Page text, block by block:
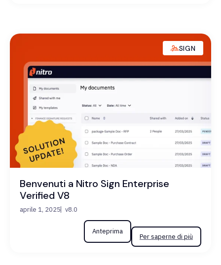
SIGN
Benvenuti a Nitro Sign Enterprise
Verified V8
aprile 1, 2025 v8.0
Anteprima
Per saperne di più